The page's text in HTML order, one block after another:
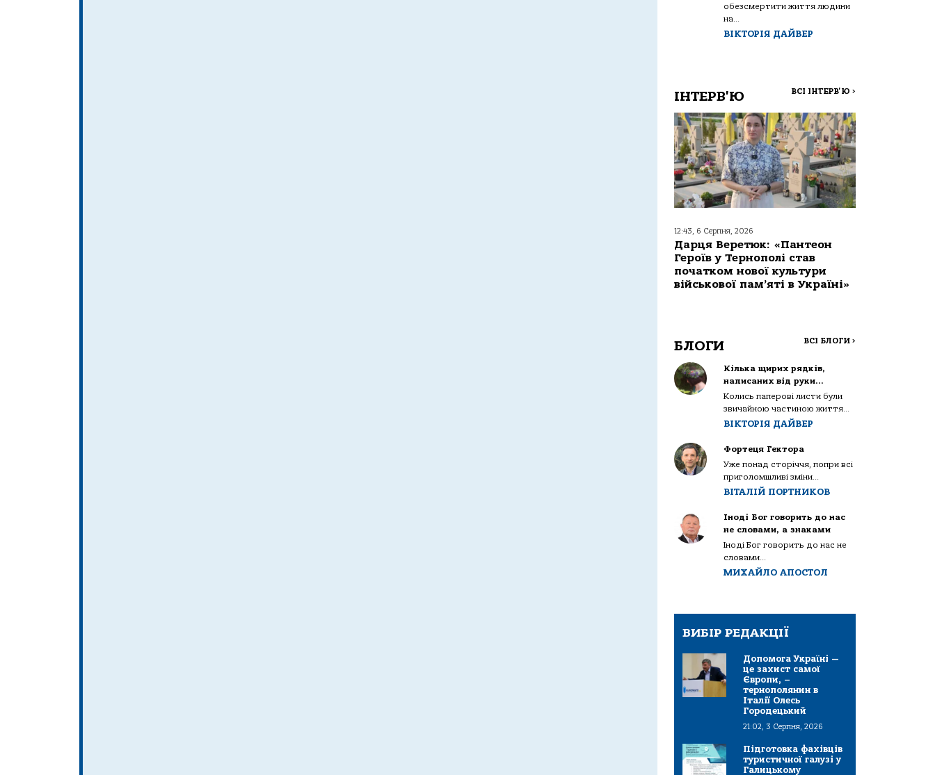
обезсмертити життя людини
на...
ВІКТОРІЯ ДАЙВЕР
ІНТЕРВ'Ю ВСІ ІНТЕРВ'Ю >
12:43, 6 Серпня, 2026
Дарця Веретюк: «Пантеон
Героїв у Тернополі став
початком нової культури
військової пам’яті в Україні»
БЛОГИ ВСІ БЛОГИ >
Кілька щирих рядків,
написаних від руки…
Колись паперові листи були
звичайною частиною життя...
ВІКТОРІЯ ДАЙВЕР
Фортеця Гектора
Уже понад сторіччя, попри всі
приголомшливі зміни...
ВІТАЛІЙ ПОРТНИКОВ
Іноді Бог говорить до нас
не словами, а знаками
Іноді Бог говорить до нас не
словами...
МИХАЙЛО АПОСТОЛ
ВИБІР РЕДАКЦІЇ
Допомога Україні —
це захист самої
Європи, –
тернополянин в
Італії Олесь
Городецький
21:02, 3 Серпня, 2026
Підготовка фахівців
туристичної галузі у
Галицькому